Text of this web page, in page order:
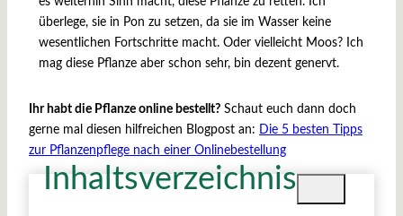
überlege, sie in Pon zu setzen, da sie im Wasser keine
wesentlichen Fortschritte macht. Oder vielleicht Moos? Ich
mag diese Pflanze aber schon sehr, bin dezent genervt.
Ihr habt die Pflanze online bestellt? Schaut euch dann doch
gerne mal diesen hilfreichen Blogpost an:
Die 5 besten Tipps
zur Pflanzenpflege nach einer Onlinebestellung
Inhaltsverzeichnis